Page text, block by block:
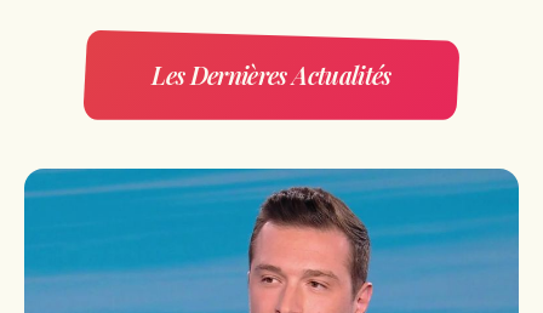
Les Dernières Actualités